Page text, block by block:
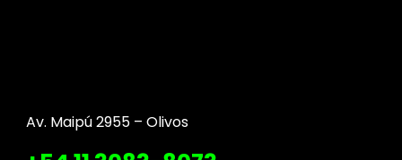
Av. Maipú 2955 – Olivos